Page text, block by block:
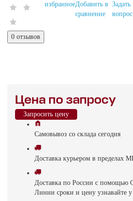
0 отзывов
избранноеДобавить в
сравнение
Задать
вопрос
Цена по запросу
Запросить цену
Самовывоз со склада cегодня
Доставка курьером в пределах
Доставка по России с помощью
Линии сроки и цену узнавайте